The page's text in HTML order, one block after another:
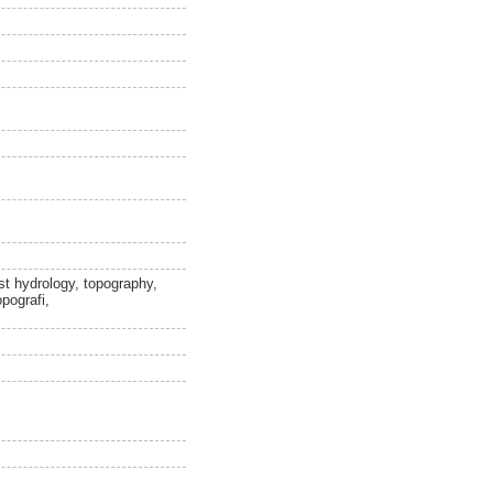
hydrology, topography,